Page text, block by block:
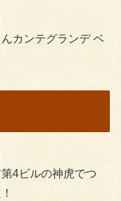
カンテグランデ ベ
4ビルの神虎でつ